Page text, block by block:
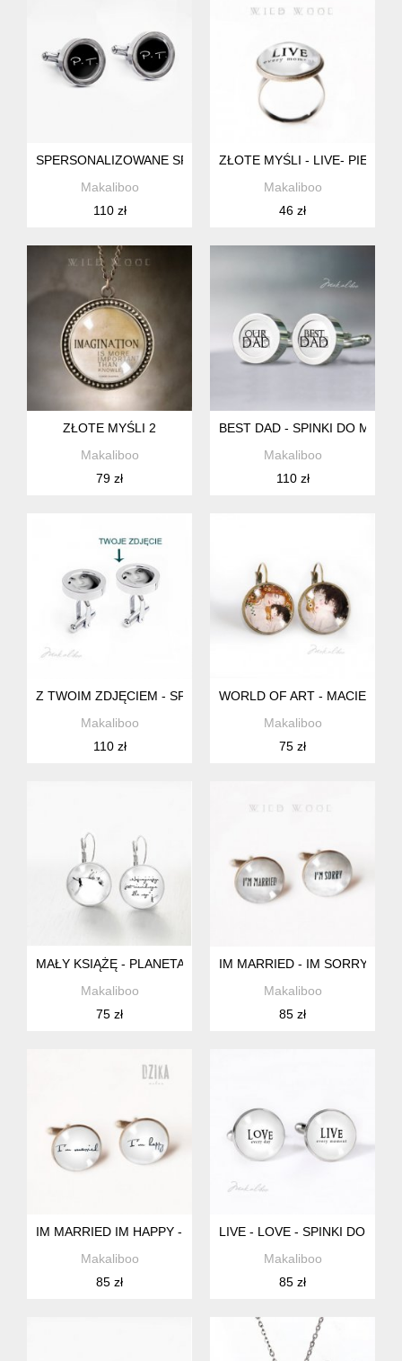
SPERSONALIZOWANE SPINKI DO MANKIETÓW.
Makaliboo
110 zł
ZŁOTE MYŚLI - LIVE-
Makaliboo
46 zł
ZŁOTE MYŚLI 2
Makaliboo
79 zł
BEST DAD - SPINKI DO
Makaliboo
110 zł
Z TWOIM ZDJĘCIEM - SPINKI STALOWE
Makaliboo
110 zł
WORLD OF ART -
Makaliboo
75 zł
MAŁY KSIĄŻĘ - PLANETA KOLCZYKI STALOWE Z CYTATEM
Makaliboo
75 zł
IM MARRIED - IM SORRY +
Makaliboo
85 zł
IM MARRIED IM HAPPY - SPINKI DO MANKIETÓW
Makaliboo
85 zł
LIVE - LOVE - SPINKI DO
Makaliboo
85 zł